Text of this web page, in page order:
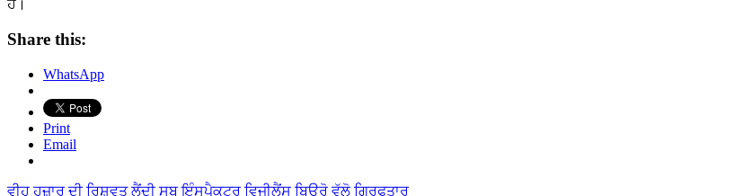
ਹੈ।
Share this:
WhatsApp
Print
Email
ਵੀਹ ਹਜ਼ਾਰ ਦੀ ਰਿਸ਼ਵਤ ਲੈਂਦੀ ਸਬ ਇੰਸਪੈਕਟਰ ਵਿਜੀਲੈਂਸ ਬਿਊਰੋ ਵੱਲੋ ਗ੍ਰਿਫਤਾਰ